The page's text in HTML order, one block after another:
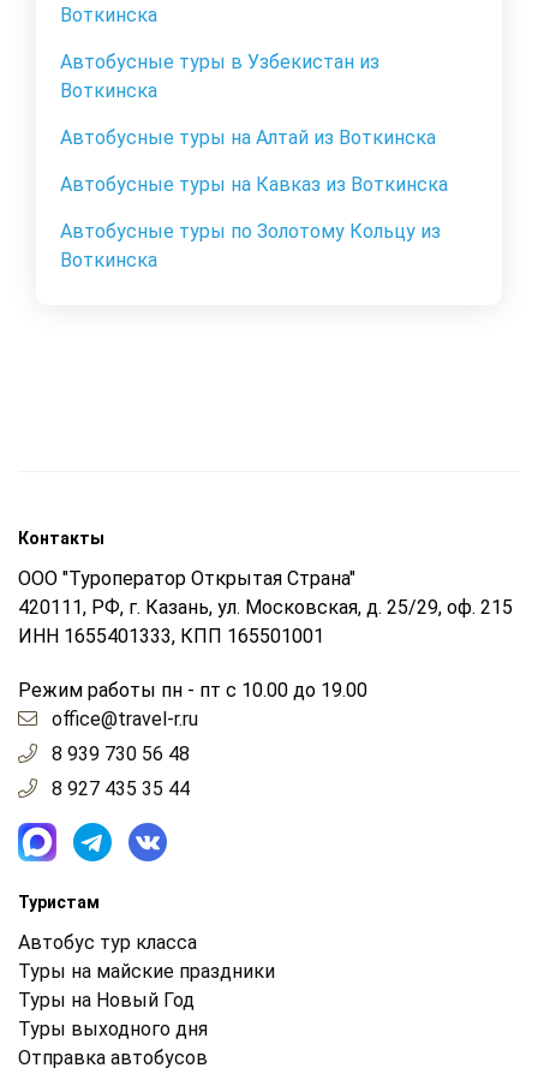
Воткинска
Автобусные туры в Узбекистан из
Воткинска
Автобусные туры на Алтай из Воткинска
Автобусные туры на Кавказ из Воткинска
Автобусные туры по Золотому Кольцу из
Воткинска
Контакты
ООО "Туроператор Открытая Страна"
420111, РФ, г. Казань, ул. Московская, д. 25/29, оф. 215
ИНН 1655401333, КПП 165501001
Режим работы пн - пт с 10.00 до 19.00
office@travel-r.ru
8 939 730 56 48
8 927 435 35 44
Туристам
Автобус тур класса
Туры на майские праздники
Туры на Новый Год
Туры выходного дня
Отправка автобусов